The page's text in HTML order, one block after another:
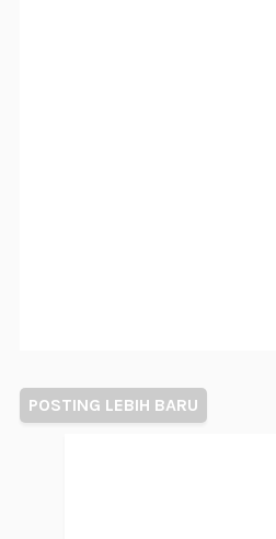
POSTING LEBIH BARU